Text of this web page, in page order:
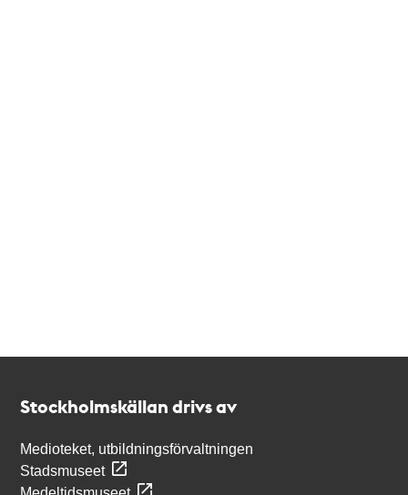
Stockholmskällan drivs av
Medioteket, utbildningsförvaltningen
Stadsmuseet